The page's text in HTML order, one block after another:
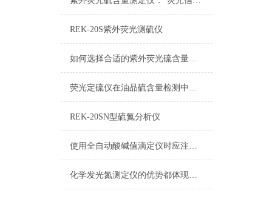
REK-20S紫外荧光测硫仪
如何选择合适的紫外荧光硫含量测定仪
荧光定硫仪在油品硫含量检测中的应用与实操要点
REK-20SN型硫氮分析仪
使用全自动酸碱值滴定仪时应注意的要点汇总
化学发光氮测定仪的优势都体现在哪里